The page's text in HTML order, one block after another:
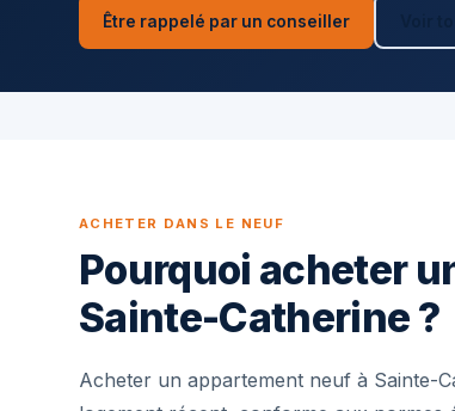
Être rappelé par un conseiller
ACHETER DANS LE NEUF
Pourquoi acheter
Sainte-Catherine ?
Acheter un appartement neuf à Sainte-